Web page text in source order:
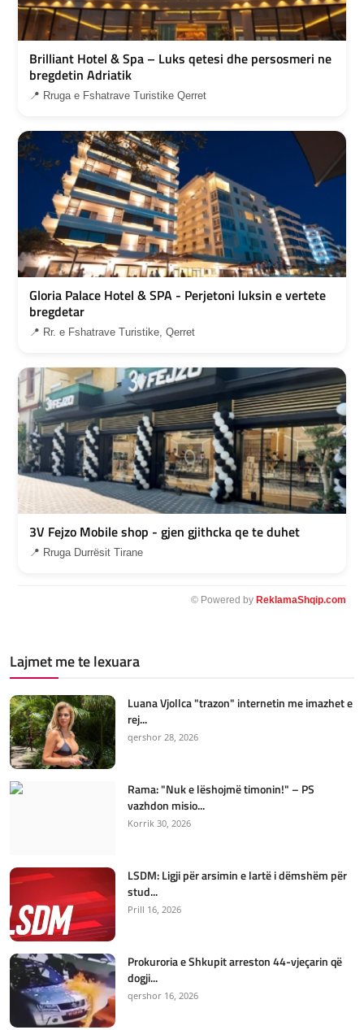
Brilliant Hotel & Spa – Luks qetesi dhe persosmeri ne
bregdetin Adriatik
📍 Rruga e Fshatrave Turistike Qerret
Gloria Palace Hotel & SPA - Perjetoni luksin e vertete
bregdetar
📍 Rr. e Fshatrave Turistike, Qerret
3V Fejzo Mobile shop - gjen gjithcka qe te duhet
📍 Rruga Durrësit Tirane
© Powered by ReklamaShqip.com
Lajmet me te lexuara
Luana Vjollca "trazon" internetin me imazhet e
rej...
qershor 28, 2026
Rama: "Nuk e lëshojmë timonin!" – PS
vazhdon misio...
Korrik 30, 2026
LSDM: Ligji për arsimin e lartë i dëmshëm për
stud...
Prill 16, 2026
Prokuroria e Shkupit arreston 44-vjeçarin që
dogji...
qershor 16, 2026